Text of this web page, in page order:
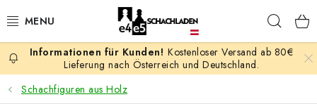
Inhalt
AKTION
SCHACHSPIELE
Kostenloser Versand ab 80€
Lieferung nach Österreich und Deutschland.
Schachfiguren aus Holz